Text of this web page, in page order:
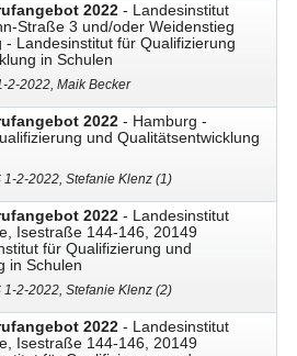
2022 - Landesinstitut
Straße 3 und/oder Weidenstieg
- Landesinstitut für Qualifizierung
in Schulen
2-2022, Maik Becker
2022 - Hamburg -
und Qualitätsentwicklung
2-2022, Stefanie Klenz (1)
2022 - Landesinstitut
Isestraße 144-146, 20149
für Qualifizierung und
in Schulen
2-2022, Stefanie Klenz (2)
2022 - Landesinstitut
Isestraße 144-146, 20149